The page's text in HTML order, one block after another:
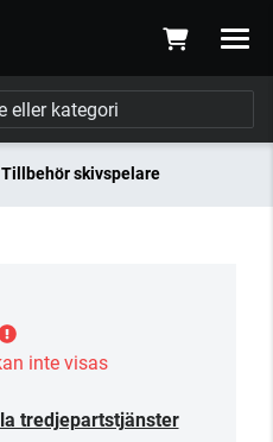
Tillbehör skivspelare
inte visas
tredjepartstjänster